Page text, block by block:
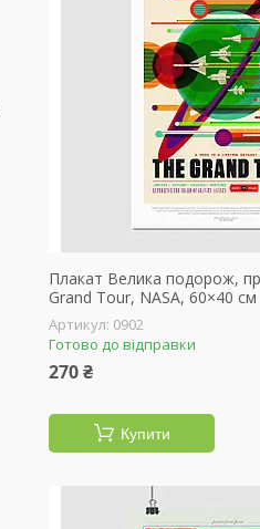
Плакат Велика подорож,
Grand Tour, NASA, 60×40 см
0902
Готово до відправки
270 ₴
Купити